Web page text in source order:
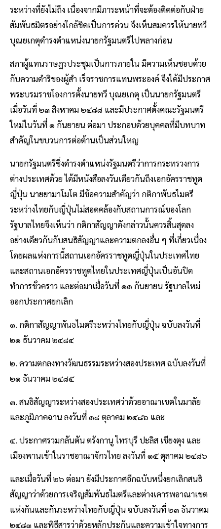
ระหว่างที่ยังไม่ถึง เนื่องจากมีภาระหน้าที่จะต้องติดต่อกับฝ่าย
สัมพันธมิตรอย่างใกล้ชิดเป็นการด่วน จึงเห็นสมควรให้นายทวี
บุณยเกตุดำรงตำแหน่งนายกรัฐมนตรีไปพลางก่อน
สภาผู้แทนราษฎรประชุมเป็นการภายใน มีความเห็นชอบด้วย
กับความดำริของผู้สำ เร็จราชการแทนพระองค์ จึงได้มีประกาศ
พระบรมราชโองการตั้งนายทวี บุณยเกตุ เป็นนายกรัฐมนตรี
เมื่อวันที่ ๒๓ สิงหาคม ๒๔๘๘ และมีประกาศตั้งคณะรัฐมนตรี
ใหม่ในวันที่ ๑ กันยายน ต่อมา ประกอบด้วยบุคคลที่มีบทบาท
สำคัญในขบวนการต่อต้านเป็นส่วนใหญ
นายกรัฐมนตรีซึ่งดำรงตำแหน่งรัฐมนตรีว่าการกระทรวงการ
ต่างประเทศด้วย ได้มีหนังสือลงวันเดียวกันถึงเอกอัครราชทูต
ญี่ปุ่น นายยามาโมโต มีข้อความสำคัญว่า กติกาพันธไมตรี
ระหว่างไทยกับญี่ปุ่นไม่สอดคล้องกับสถานการณ์ของโลก
รัฐบาลไทยจึงเห็นว่า กติกาสัญญาดังกล่าวนั้นควรสิ้นสุดลง
อย่างเดียวกันกับสนธิสัญญาและความตกลงอื่น ๆ ที่เกี่ยวเนื่อง
โดยผลแห่งการนี้สถานเอกอัครราชทูตญี่ปุ่นในประเทศไทย
และสถานเอกอัครราชทูตไทยในประเทศญี่ปุ่นเป็นอันปิด
ทำการชั่วคราว และต่อมาเมื่อวันที่ ๑๑ กันยายน รัฐบาลใหม่
ออกประกาศยกเลิก
๑. กติกาสัญญาพันธไมตรีระหว่างไทยกับญี่ปุ่น ฉบับลงวันที่
๒๑ ธันวาคม ๒๔๘๔
๒. ความตกลงทางวัฒนธรรมระหว่างสองประเทศ ฉบับลงวันที่
๒๑ ธันวาคม ๒๔๘๕
๓. สนธิสัญญาระหว่างสองประเทศว่าด้วยอาณาเขตในมาลัย
และภูมิภาคฉาน ลงวันที่ ๑๘ ตุลาคม ๒๔๘๖ และ
๔. ประกาศรวมกลันตัน ตรังกานู ไทรบุรี ปะลิส เชียงตุง และ
เมืองพานเข้าในราชอาณาจักรไทย ลงวันที่ ๑๕ ตุลาคม ๒๔๘๖
และเมื่อวันที่ ๒๖ ต่อมา ยังมีประกาศอีกฉบับหนึ่งยกเลิกสนธิ
สัญญาว่าด้วยการเจริญสัมพันธไมตรีและต่างเคารพอาณาเขต
แห่งกันและกันระหว่างไทยกับญี่ปุ่น ฉบับลงวันที่ ๒๓ ธันวาคม
๒๔๘๓ และพิธีสารว่าด้วยหลักประกันและความเข้าใจทางการ